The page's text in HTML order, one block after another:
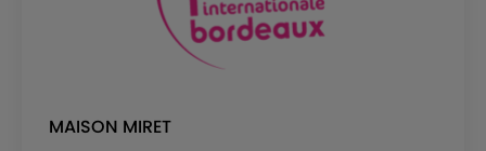
MAISON MIRET